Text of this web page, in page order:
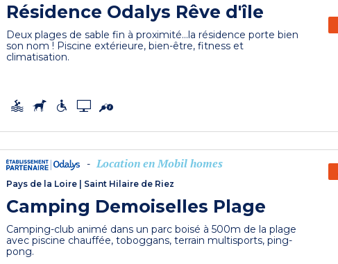
Résidence Odalys Rêve d'île
Deux plages de sable fin à proximité...la résidence porte bien
son nom ! Piscine extérieure, bien-être, fitness et
climatisation.
- Location en Mobil homes
Pays de la Loire Saint Hilaire de Riez
Camping Demoiselles Plage
Camping-club animé dans un parc boisé à 500m de la plage
avec piscine chauffée, toboggans, terrain multisports, ping-
pong.